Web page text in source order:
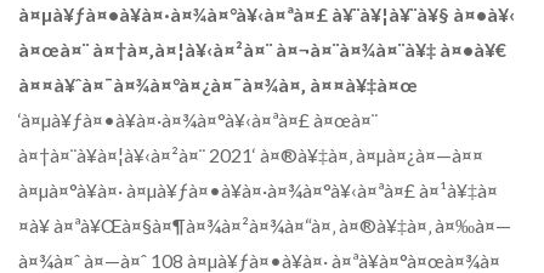
à¤µà¥ƒà¤•à¥à¤·à¤¾à¤°à¥‹à¤ªà¤£ à¥¨à¥¦à¥¨à¥§ à¤•à¥‹
à¤œà¤¨ à¤†à¤‚à¤¦à¥‹à¤²à¤¨ à¤¬à¤¨à¤¾à¤¨à¥‡ à¤•à¥€
à¤¤à¥ˆà¤¯à¤¾à¤°à¤¿à¤¯à¤¾à¤‚ à¤¤à¥‡à¤œ
‘à¤µà¥ƒà¤•à¥à¤·à¤¾à¤°à¥‹à¤ªà¤£ à¤œà¤¨
à¤†à¤¨à¥à¤¦à¥‹à¤²à¤¨ 2021‘ à¤®à¥‡à¤‚ à¤µà¤¿à¤—à¤¤
à¤µà¤°à¥à¤· à¤µà¥ƒà¤•à¥à¤·à¤¾à¤°à¥‹à¤ªà¤£ à¤¹à¥‡à¤
¤à¥ à¤ªà¥Œà¤§à¤¶à¤¾à¤²à¤¾à¤“à¤‚ à¤®à¥‡à¤‚ à¤‰à¤—
à¤¾à¤ˆ à¤—à¤ˆ 108 à¤µà¥ƒà¤•à¥à¤· à¤ªà¥à¤°à¤œà¤¾à¤